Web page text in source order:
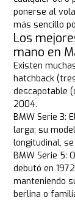
ponerse al
más sencillo
Los
mano en
Existen
hatchback
descapotable
2004.
BMW Serie 3:
larga; su
longitudinal,
BMW Serie 5:
debutó en
manteniendo
berlina o